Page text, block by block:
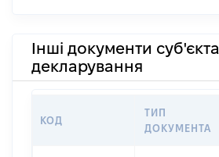
Інші документи суб'єкта
декларування
КОД
ТИП
ДОКУМЕНТА